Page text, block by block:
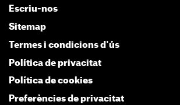
Escriu-nos
Sitemap
Termes i condicions d'ús
Política de privacitat
Política de cookies
Preferències de privacitat